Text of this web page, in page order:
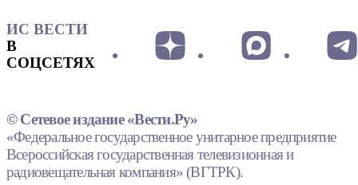
ИС ВЕСТИ
В
СОЦСЕТЯХ
© Сетевое издание «Вести.Ру»
«Федеральное государственное унитарное предприятие
Всероссийская государственная телевизионная и
радиовещательная компания» (ВГТРК).